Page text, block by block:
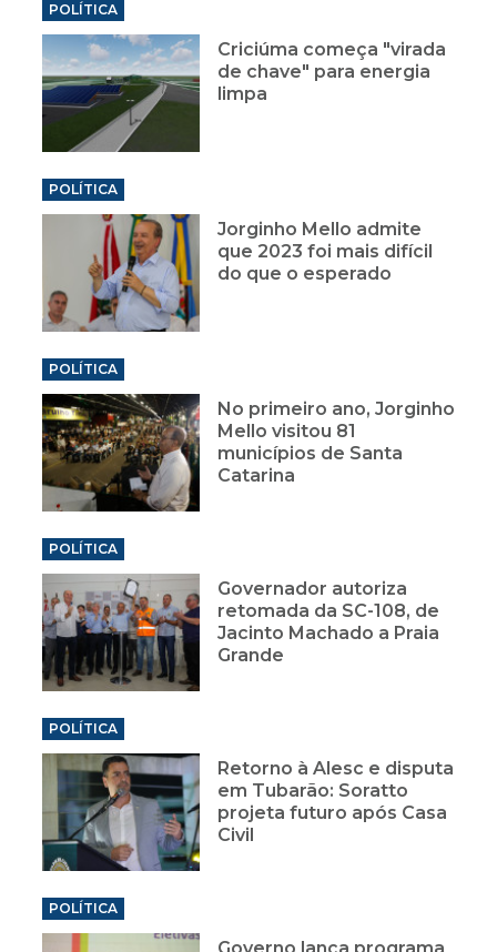
POLÍTICA
Criciúma começa "virada
de chave" para energia
limpa
POLÍTICA
Jorginho Mello admite
que 2023 foi mais difícil
do que o esperado
POLÍTICA
No primeiro ano, Jorginho
Mello visitou 81
municípios de Santa
Catarina
POLÍTICA
Governador autoriza
retomada da SC-108, de
Jacinto Machado a Praia
Grande
POLÍTICA
Retorno à Alesc e disputa
em Tubarão: Soratto
projeta futuro após Casa
Civil
POLÍTICA
Governo lança programa